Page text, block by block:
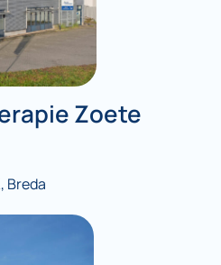
Zoete
Breda